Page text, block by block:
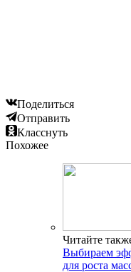
Поделиться
Отправить
Класснуть
Похожее
Читайте
Выбираем
для роста